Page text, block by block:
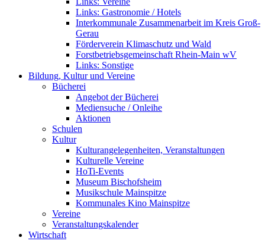
Links: Gastronomie / Hotels
Interkommunale Zusammenarbeit im Kreis Groß-
Gerau
Förderverein Klimaschutz und Wald
Forstbetriebsgemeinschaft Rhein-Main wV
Links: Sonstige
Bildung, Kultur und Vereine
Bücherei
Angebot der Bücherei
Mediensuche / Onleihe
Aktionen
Schulen
Kultur
Kulturangelegenheiten, Veranstaltungen
Kulturelle Vereine
HoTi-Events
Museum Bischofsheim
Musikschule Mainspitze
Kommunales Kino Mainspitze
Vereine
Veranstaltungskalender
Wirtschaft